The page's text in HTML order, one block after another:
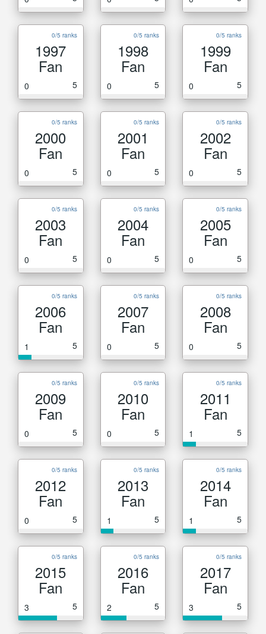
0/5 ranks
1997
Fan
0 5
0/5 ranks
1998
Fan
0 5
0/5 ranks
1999
Fan
0 5
0/5 ranks
2000
Fan
0 5
0/5 ranks
2001
Fan
0 5
0/5 ranks
2002
Fan
0 5
0/5 ranks
2003
Fan
0 5
0/5 ranks
2004
Fan
0 5
0/5 ranks
2005
Fan
0 5
0/5 ranks
2006
Fan
1 5
0/5 ranks
2007
Fan
0 5
0/5 ranks
2008
Fan
0 5
0/5 ranks
2009
Fan
0 5
0/5 ranks
2010
Fan
0 5
0/5 ranks
2011
Fan
1 5
0/5 ranks
2012
Fan
0 5
0/5 ranks
2013
Fan
1 5
0/5 ranks
2014
Fan
1 5
0/5 ranks
2015
Fan
3 5
0/5 ranks
2016
Fan
2 5
0/5 ranks
2017
Fan
3 5